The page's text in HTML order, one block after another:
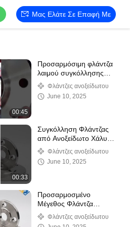
Μας Ελάτε Σε Επαφή Με
00:45
Προσαρμόσιμη φλάντζα
λαιμού συγκόλλησης
από ανοξείδωτο
χάλυβα, σφυρήλατη
χύτευση
Φλάντζες ανοξείδωτου
June 10, 2025
00:33
Συγκόλληση Φλάντζας
από Ανοξείδωτο Χάλυβα
304 Επίπεδη Φλάντζα
Συγκόλλησης Πλάκα
Τυφλή Προσαρμογή
Φλάντζες ανοξείδωτου
June 10, 2025
Προσαρμοσμένο
Μέγεθος Φλάντζα
Πλάκας από Ανοξείδωτο
Χάλυβα 304 316L
Φλάντζες ανοξείδωτου